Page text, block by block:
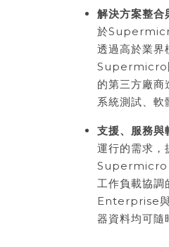
解決方案整合
於
透過高於業界
Supermicro
的第三方廠商
系統測試、軟
支援、服務與
運行的需求
Supermicro
工作負載協
Enterprise與
器資料均可隨